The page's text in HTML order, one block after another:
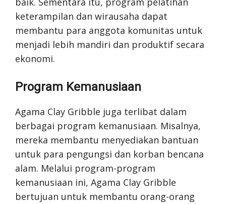
keterampilan dan wirausaha dapat
membantu para anggota komunitas untuk
menjadi lebih mandiri dan produktif secara
ekonomi.
Program Kemanusiaan
Agama Clay Gribble juga terlibat dalam
berbagai program kemanusiaan. Misalnya,
mereka membantu menyediakan bantuan
untuk para pengungsi dan korban bencana
alam. Melalui program-program
kemanusiaan ini, Agama Clay Gribble
bertujuan untuk membantu orang-orang